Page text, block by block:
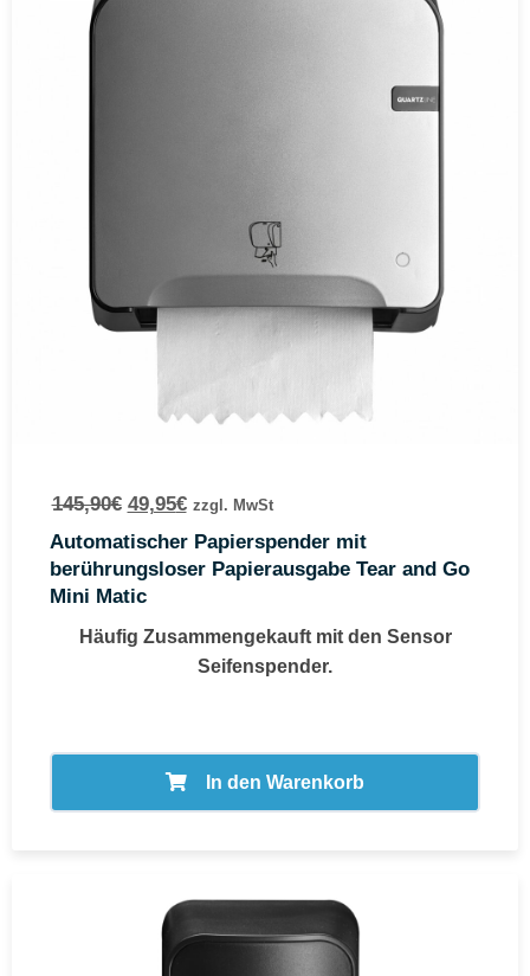
145,90€ 49,95€ zzgl. MwSt
Automatischer Papierspender mit
berührungsloser Papierausgabe Tear and Go
Mini Matic
Häufig Zusammengekauft mit den Sensor
Seifenspender.
In den Warenkorb